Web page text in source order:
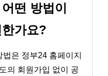
떤 방법이
가요?
은 정부24 홈페이지
의 회원가입 없이 공